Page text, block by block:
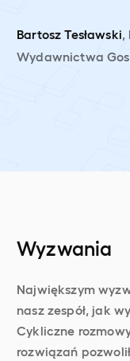
Bartosz Tesławski
Wydawnictwa
Wyzwania
Największym
nasz zespół, jak
Cykliczne
rozwiązań